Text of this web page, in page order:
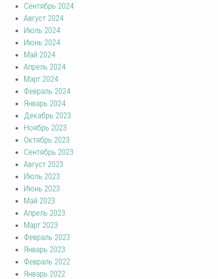
Сентябрь 2024
Август 2024
Июль 2024
Июнь 2024
Май 2024
Апрель 2024
Март 2024
Февраль 2024
Январь 2024
Декабрь 2023
Ноябрь 2023
Октябрь 2023
Сентябрь 2023
Август 2023
Июль 2023
Июнь 2023
Май 2023
Апрель 2023
Март 2023
Февраль 2023
Январь 2023
Февраль 2022
Январь 2022